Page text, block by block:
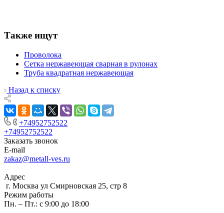
Также ищут
Проволока
Сетка нержавеющая сварная в рулонах
Труба квадратная нержавеющая
Назад к списку
+74952752522
+74952752522
Заказать звонок
E-mail
zakaz@metall-ves.ru
Адрес
г. Москва ул Смирновская 25, стр 8
Режим работы
Пн. – Пт.: с 9:00 до 18:00